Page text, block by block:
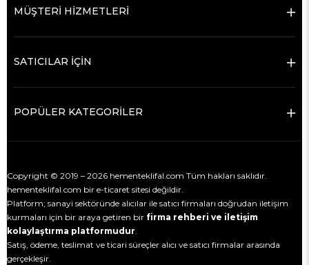
MÜŞTERİ HİZMETLERİ
SATICILAR İÇİN
POPÜLER KATEGORİLER
Copyright © 2019 – 2026 hementeklifal.com Tüm hakları saklıdır.
hementeklifal.com bir e-ticaret sitesi değildir.
Platform; sanayi sektöründe alıcılar ile satıcı firmaları doğrudan iletişim
kurmaları için bir araya getiren bir firma rehberi ve iletişim
kolaylaştırma platformudur.
Satış, ödeme, teslimat ve ticari süreçler alıcı ve satıcı firmalar arasında
gerçekleşir.